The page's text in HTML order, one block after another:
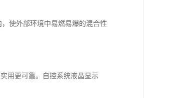
使外部环境中易燃易爆的混合性
用更可靠。自控系统液晶显示